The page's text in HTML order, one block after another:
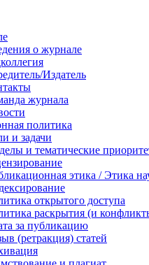
о журнале
Издатель
журнала
политика
и задачи
и тематические
этика / Этика
открытого доступа
раскрытия (и
за публикацию
(ретракция) статей